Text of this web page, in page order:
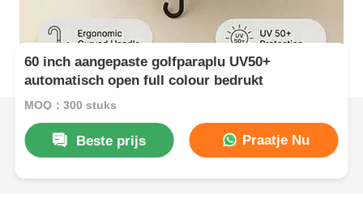
60 inch aangepaste golfparaplu UV50+
automatisch open full colour bedrukt
MOQ：300 stuks
Beste prijs Praatje Nu